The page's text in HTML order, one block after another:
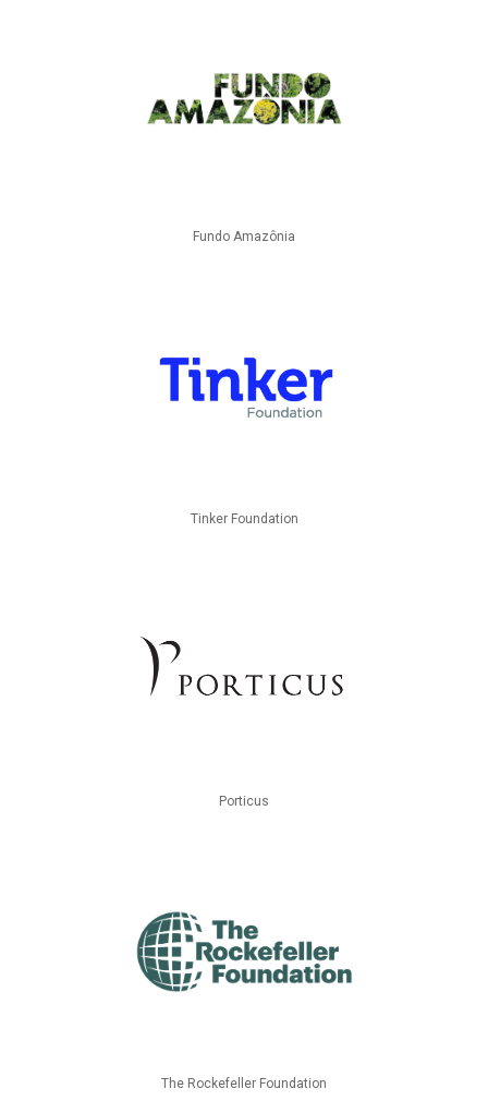
Fundo Amazônia
Tinker Foundation
Porticus
The Rockefeller Foundation